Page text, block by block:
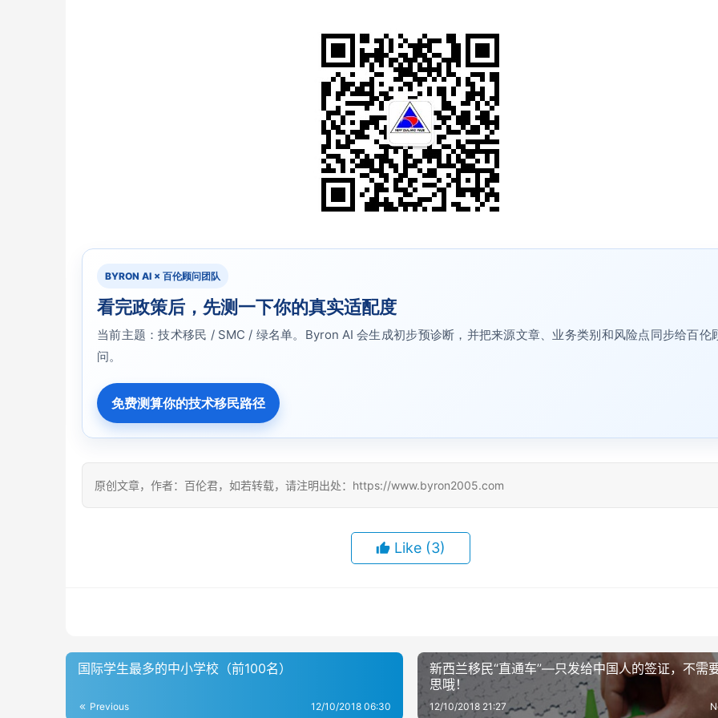
BYRON AI × 百伦顾问团队
看完政策后，先测一下你的真实适配度
当前主题：技术移民 / SMC / 绿名单。Byron AI 会生成初步预诊断，并把来源文章、业务类别和风险点同步给百伦
问。
免费测算你的技术移民路径
原创文章，作者：百伦君，如若转载，请注明出处：https://www.byron2005.com
Like (3)
国际学生最多的中小学校（前100名）
Previous 12/10/2018 06:30
新西兰移民“直通车”—只发给中国人的签证，不需
思哦！
12/10/2018 21:27